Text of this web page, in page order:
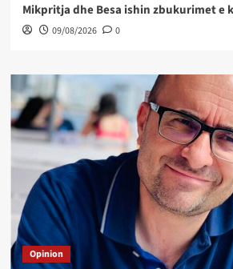
Mikpritja dhe Besa ishin zbukurimet e
09/08/2026 0
Opinion